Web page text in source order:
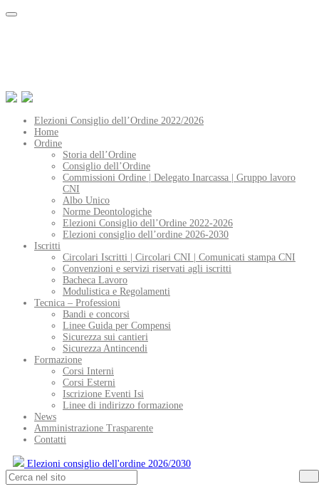
Elezioni Consiglio dell’Ordine 2022/2026
Home
Ordine
Storia dell’Ordine
Consiglio dell’Ordine
Commissioni Ordine | Delegato Inarcassa | Gruppo lavoro
CNI
Albo Unico
Norme Deontologiche
Elezioni Consiglio dell’Ordine 2022-2026
Elezioni consiglio dell’ordine 2026-2030
Iscritti
Circolari Iscritti | Circolari CNI | Comunicati stampa CNI
Convenzioni e servizi riservati agli iscritti
Bacheca Lavoro
Modulistica e Regolamenti
Tecnica – Professioni
Bandi e concorsi
Linee Guida per Compensi
Sicurezza sui cantieri
Sicurezza Antincendi
Formazione
Corsi Interni
Corsi Esterni
Iscrizione Eventi Isi
Linee di indirizzo formazione
News
Amministrazione Trasparente
Contatti
Elezioni consiglio dell'ordine 2026/2030